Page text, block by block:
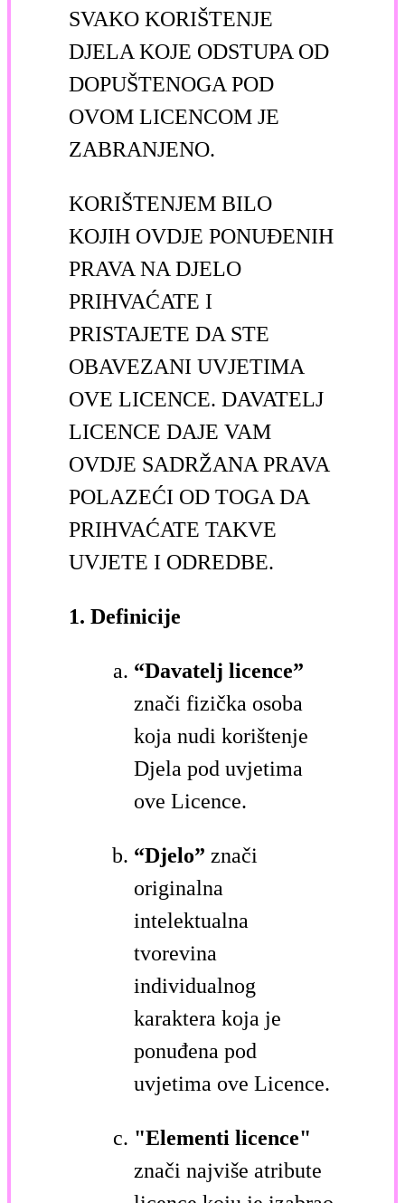
SVAKO KORIŠTENJE
DJELA KOJE ODSTUPA OD
DOPUŠTENOGA POD
OVOM LICENCOM JE
ZABRANJENO.
KORIŠTENJEM BILO
KOJIH OVDJE PONUĐENIH
PRAVA NA DJELO
PRIHVAĆATE I
PRISTAJETE DA STE
OBAVEZANI UVJETIMA
OVE LICENCE. DAVATELJ
LICENCE DAJE VAM
OVDJE SADRŽANA PRAVA
POLAZEĆI OD TOGA DA
PRIHVAĆATE TAKVE
UVJETE I ODREDBE.
1. Definicije
“Davatelj licence”
znači fizička osoba
koja nudi korištenje
Djela pod uvjetima
ove Licence.
“Djelo” znači
originalna
intelektualna
tvorevina
individualnog
karaktera koja je
ponuđena pod
uvjetima ove Licence.
"Elementi licence"
znači najviše atribute